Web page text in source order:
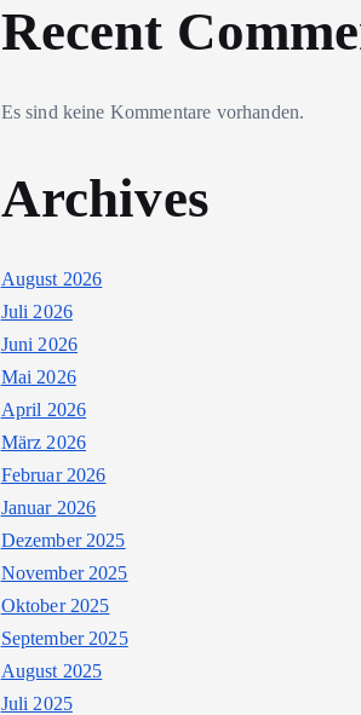
Recent
Es sind keine Kommentare vorhanden.
Archives
August 2026
Juli 2026
Juni 2026
Mai 2026
April 2026
März 2026
Februar 2026
Januar 2026
Dezember 2025
November 2025
Oktober 2025
September 2025
August 2025
Juli 2025